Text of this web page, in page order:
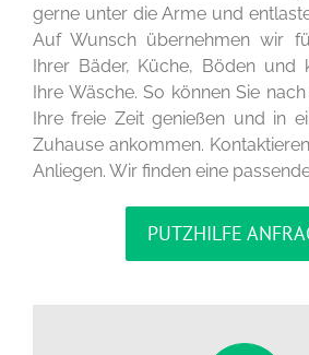
gerne unter die Arme und
Auf Wunsch übernehmen wir
Ihrer Bäder, Küche, Böden und
Ihre Wäsche. So können Sie
Ihre freie Zeit genießen und in
Zuhause ankommen.
Anliegen. Wir finden eine
PUTZHILFE